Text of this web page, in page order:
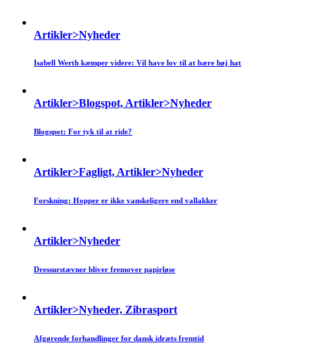
Artikler>Nyheder
Isabell Werth kæmper videre: Vil have lov til at bære høj hat
Artikler>Blogspot, Artikler>Nyheder
Blogspot: For tyk til at ride?
Artikler>Fagligt, Artikler>Nyheder
Forskning: Hopper er ikke vanskeligere end vallakker
Artikler>Nyheder
Dressurstævner bliver fremover papirløse
Artikler>Nyheder, Zibrasport
Afgørende forhandlinger for dansk idræts fremtid